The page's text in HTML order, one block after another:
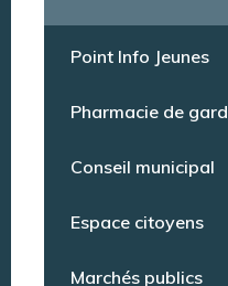
Offres d’emploi
Point Info Jeunes
Pharmacie de garde
Conseil municipal
Espace citoyens